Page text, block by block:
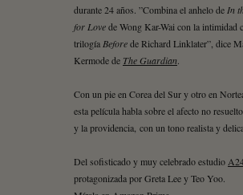
durante 24 años. ”Combina el anhelo de In
for Lovede Wong Kar-Wai con la intimidad
trilogía Beforede Richard Linklater”, dice
Kermode de The Guardian
Con un pie en Corea del Sur y otro en
esta película habla sobre el afecto no
y la providencia, con un tono realista y
Del sofisticado y muy celebrado estudio
protagonizada por Greta Lee y Teo Yoo.